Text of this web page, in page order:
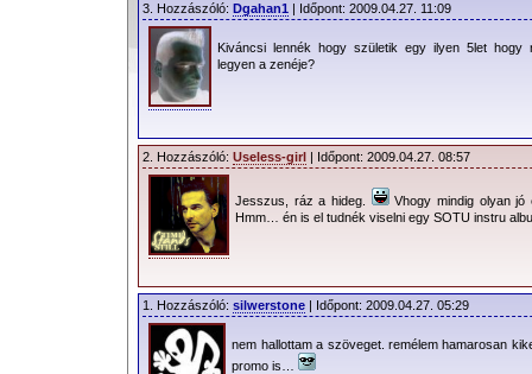
3. Hozzászóló: Dgahan1 | Időpont: 2009.04.27. 11:09
Kiváncsi lennék hogy születik egy ilyen 5let hogy
legyen a zenéje?
2. Hozzászóló: Useless-girl | Időpont: 2009.04.27. 08:57
Jesszus, ráz a hideg.
Vhogy mindig olyan
Hmm… én is el tudnék viselni egy SOTU instru
1. Hozzászóló: silwerstone | Időpont: 2009.04.27. 05:29
nem hallottam a szöveget. remélem hamarosan
promo is…